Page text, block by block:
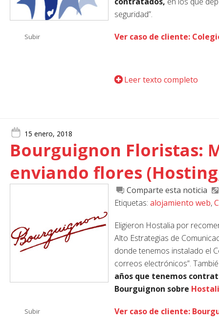
seguridad”.
Ver caso de cliente:
Leer texto completo
Subir
15 enero, 2018
Bourguignon Floristas:
enviando flores
Comparte esta noticia
Etiquetas: alojamiento web,
Eligieron Hostalia por
Alto Estrategias de
donde tenemos instalado el
correos electrónicos”.
años que tenemos
Bourguignon sobre
Ver caso de cliente:
Subir